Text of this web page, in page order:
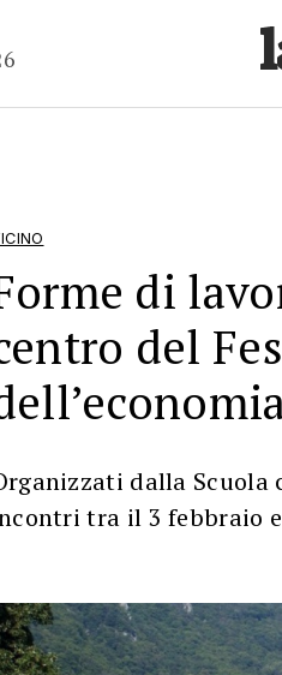
di
del
dalla
tra il 3 febbraio